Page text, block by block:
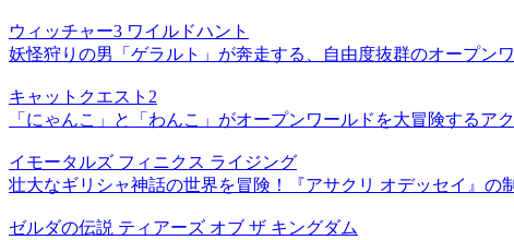
ウィッチャー3 ワイルドハント
妖怪狩りの男「ゲラルト」が奔走する、自由度抜群のオープン
キャットクエスト2
「にゃんこ」と「わんこ」がオープンワールドを大冒険するアク
イモータルズ フィニクス ライジング
壮大なギリシャ神話の世界を冒険！『アサクリ オデッセイ』の
ゼルダの伝説 ティアーズ オブ ザ キングダム